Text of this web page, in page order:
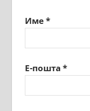
Име*
Е-пошта *